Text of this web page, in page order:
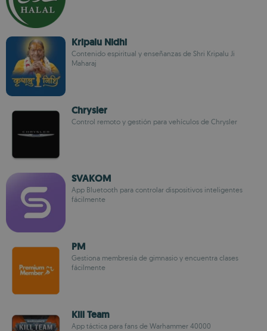
Kripalu Nidhi
Contenido espiritual y enseñanzas de Shri Kripalu Ji
Maharaj
Chrysler
Control remoto y gestión para vehículos de Chrysler
SVAKOM
App Bluetooth para controlar dispositivos inteligentes
fácilmente
PM
Gestiona membresía de gimnasio y encuentra clases
fácilmente
Kill Team
App táctica para fans de Warhammer 40000